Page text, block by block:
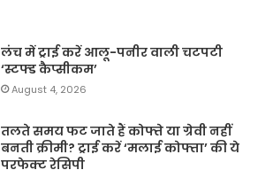
लंच में ट्राई करें आलू-पनीर वाली चटपटी
‘स्टफ्ड कैप्सीकम’
August 4, 2026
तलते समय फट जाते हैं कोफ्ते या ग्रेवी नहीं
बनती क्रीमी? ट्राई करें ‘मलाई कोफ्ता’ की ये
परफेक्ट रेसिपी